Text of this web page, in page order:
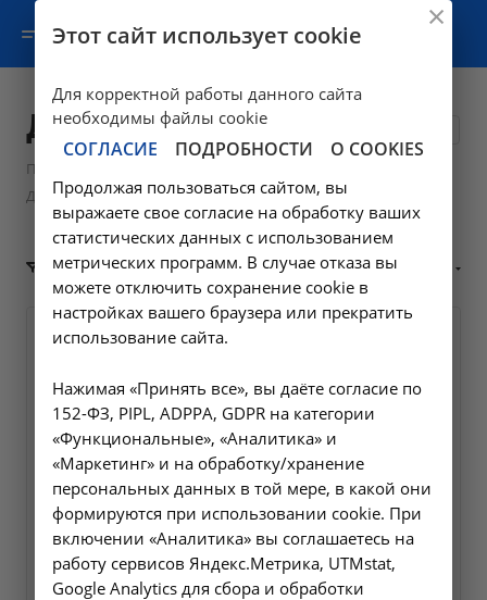
Диализные растворы
Продукция
Диализные растворы
ФИЛЬТР
Этот сайт использует cookie
Для корректной работы данного сайта
необходимы файлы cookie
СОГЛАСИЕ ПОДРОБНОСТИ О COOKIES
Продолжая пользоваться сайтом, вы
выражаете свое согласие на обработку ваших
статистических данных с использованием
метрических программ. В случае отказа вы
можете отключить сохранение cookie в
настройках вашего браузера или прекратить
использование сайта.
Нажимая «Принять все», вы даёте согласие по
152-ФЗ, PIPL, ADPPA, GDPR на категории
«Функциональные», «Аналитика» и
«Маркетинг» и на обработку/хранение
персональных данных в той мере, в какой они
формируются при использовании cookie. При
включении «Аналитика» вы соглашаетесь на
работу сервисов Яндекс.Метрика, UTMstat,
Google Analytics для сбора и обработки